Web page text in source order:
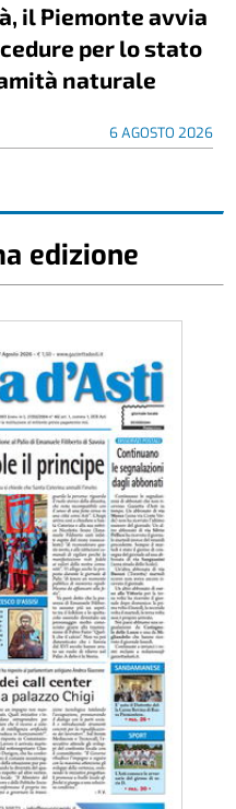
il Piemonte avvia
per lo stato
naturale
6 AGOSTO 2026
edizione